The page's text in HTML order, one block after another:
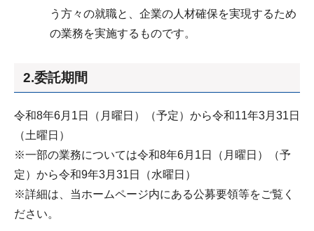
う方々の就職と、企業の人材確保を実現するため
の業務を実施するものです。
2.委託期間
令和8年6月1日（月曜日）（予定）から令和11年3月31日
（土曜日）
※一部の業務については令和8年6月1日（月曜日）（予
定）から令和9年3月31日（水曜日）
※詳細は、当ホームページ内にある公募要領等をご覧く
ださい。